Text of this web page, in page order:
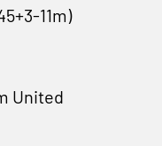
11m)
United